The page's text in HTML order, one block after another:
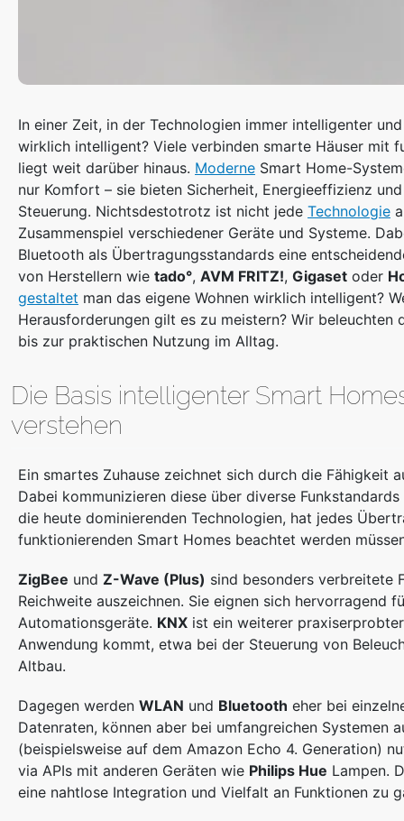
In einer Zeit, in der Technologien immer intelligenter
wirklich intelligent? Viele verbinden smarte Häuser mit
liegt weit darüber hinaus. Moderne Smart Home-
nur Komfort – sie bieten Sicherheit, Energieeffizienz
Steuerung. Nichtsdestotrotz ist nicht jede Technologie
Zusammenspiel verschiedener Geräte und Systeme.
Bluetooth als Übertragungsstandards eine
von Herstellern wie tado°, AVM FRITZ!, Gigaset oder
gestaltet man das eigene Wohnen wirklich intelligent?
Herausforderungen gilt es zu meistern? Wir beleuchten
bis zur praktischen Nutzung im Alltag.
Die Basis intelligenter Smart
verstehen
Ein smartes Zuhause zeichnet sich durch die Fähigkeit
Dabei kommunizieren diese über diverse
die heute dominierenden Technologien, hat jedes
funktionierenden Smart Homes beachtet werden
ZigBee und Z-Wave (Plus) sind besonders verbreitete
Reichweite auszeichnen. Sie eignen sich hervorragend
Automationsgeräte. KNX ist ein weiterer
Anwendung kommt, etwa bei der Steuerung von
Altbau.
Dagegen werden WLAN und Bluetooth eher bei
Datenraten, können aber bei umfangreichen Systemen
(beispielsweise auf dem Amazon Echo 4. Generation)
via APIs mit anderen Geräten wie Philips Hue Lampen.
eine nahtlose Integration und Vielfalt an Funktionen zu